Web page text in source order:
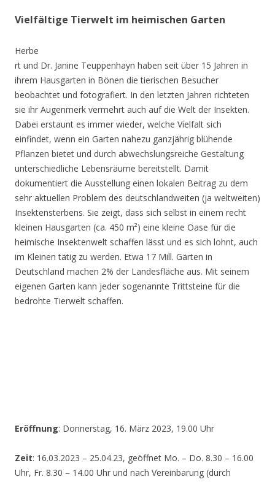
Vielfältige Tierwelt im heimischen Garten
Herbe
rt und Dr. Janine Teuppenhayn haben seit über 15 Jahren in
ihrem Hausgarten in Bönen die tierischen Besucher
beobachtet und fotografiert. In den letzten Jahren richteten
sie ihr Augenmerk vermehrt auch auf die Welt der Insekten.
Dabei erstaunt es immer wieder, welche Vielfalt sich
einfindet, wenn ein Garten nahezu ganzjährig blühende
Pflanzen bietet und durch abwechslungsreiche Gestaltung
unterschiedliche Lebensräume bereitstellt. Damit
dokumentiert die Ausstellung einen lokalen Beitrag zu dem
sehr aktuellen Problem des deutschlandweiten (ja weltweiten)
Insektensterbens. Sie zeigt, dass sich selbst in einem recht
kleinen Hausgarten (ca. 450 m²) eine kleine Oase für die
heimische Insektenwelt schaffen lässt und es sich lohnt, auch
im Kleinen tätig zu werden. Etwa 17 Mill. Gärten in
Deutschland machen 2% der Landesfläche aus. Mit seinem
eigenen Garten kann jeder sogenannte Trittsteine für die
bedrohte Tierwelt schaffen.
Eröffnung: Donnerstag, 16. März 2023, 19.00 Uhr
Zeit: 16.03.2023 – 25.04.23, geöffnet Mo. – Do. 8.30 – 16.00
Uhr, Fr. 8.30 – 14.00 Uhr und nach Vereinbarung (durch